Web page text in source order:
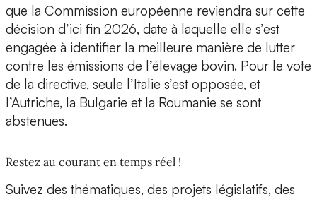
que la Commission européenne reviendra sur cette
décision d’ici fin 2026, date à laquelle elle s’est
engagée à identifier la meilleure manière de lutter
contre les émissions de l’élevage bovin. Pour le vote
de la directive, seule l’Italie s’est opposée, et
l’Autriche, la Bulgarie et la Roumanie se sont
abstenues.
Restez au courant en temps réel !
Suivez des thématiques, des projets législatifs, des